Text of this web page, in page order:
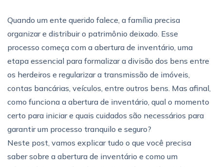
Quando um ente querido falece, a família precisa
organizar e distribuir o patrimônio deixado. Esse
processo começa com a abertura de inventário, uma
etapa essencial para formalizar a divisão dos bens entre
os herdeiros e regularizar a transmissão de imóveis,
contas bancárias, veículos, entre outros bens. Mas afinal,
como funciona a abertura de inventário, qual o momento
certo para iniciar e quais cuidados são necessários para
garantir um processo tranquilo e seguro?
Neste post, vamos explicar tudo o que você precisa
saber sobre a abertura de inventário e como um